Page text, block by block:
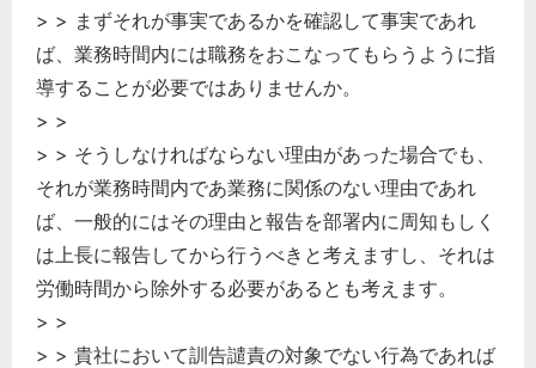
> > まずそれが事実であるかを確認して事実であれ
ば、業務時間内には職務をおこなってもらうように指
導することが必要ではありませんか。
> >
> > そうしなければならない理由があった場合でも、
それが業務時間内であ業務に関係のない理由であれ
ば、一般的にはその理由と報告を部署内に周知もしく
は上長に報告してから行うべきと考えますし、それは
労働時間から除外する必要があるとも考えます。
> >
> > 貴社において訓告譴責の対象でない行為であれば